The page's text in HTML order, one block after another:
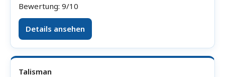
Bewertung: 9/10
Details ansehen
Talisman